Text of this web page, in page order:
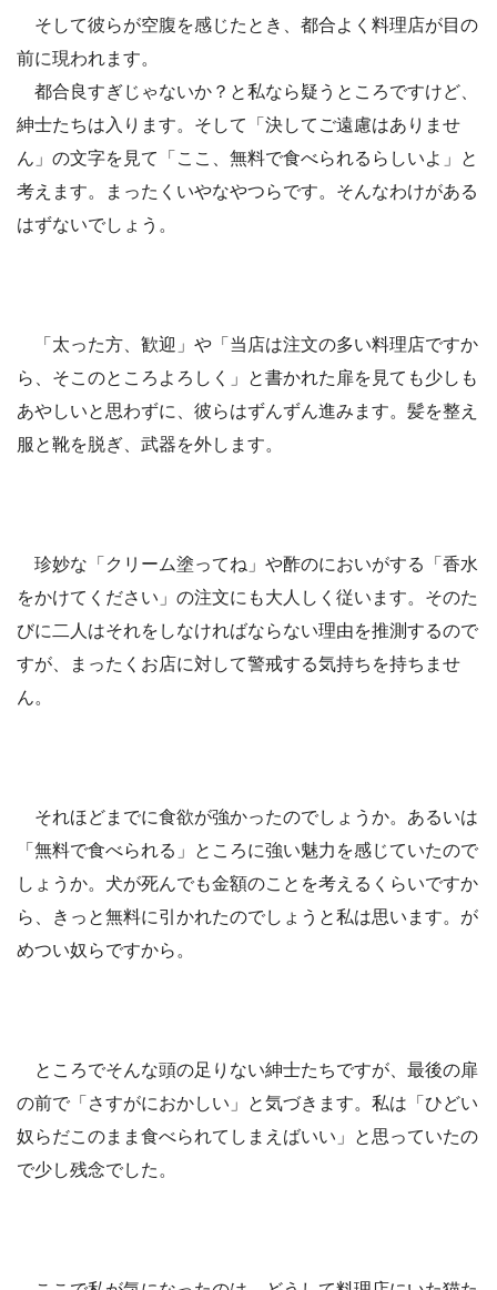
そして彼らが空腹を感じたとき、都合よく料理店が目の
前に現われます。
都合良すぎじゃないか？と私なら疑うところですけど、
紳士たちは入ります。そして「決してご遠慮はありませ
ん」の文字を見て「ここ、無料で食べられるらしいよ」と
考えます。まったくいやなやつらです。そんなわけがある
はずないでしょう。
「太った方、歓迎」や「当店は注文の多い料理店ですか
ら、そこのところよろしく」と書かれた扉を見ても少しも
あやしいと思わずに、彼らはずんずん進みます。髪を整え
服と靴を脱ぎ、武器を外します。
珍妙な「クリーム塗ってね」や酢のにおいがする「香水
をかけてください」の注文にも大人しく従います。そのた
びに二人はそれをしなければならない理由を推測するので
すが、まったくお店に対して警戒する気持ちを持ちませ
ん。
それほどまでに食欲が強かったのでしょうか。あるいは
「無料で食べられる」ところに強い魅力を感じていたので
しょうか。犬が死んでも金額のことを考えるくらいですか
ら、きっと無料に引かれたのでしょうと私は思います。が
めつい奴らですから。
ところでそんな頭の足りない紳士たちですが、最後の扉
の前で「さすがにおかしい」と気づきます。私は「ひどい
奴らだこのまま食べられてしまえばいい」と思っていたの
で少し残念でした。